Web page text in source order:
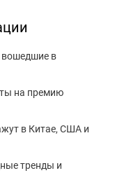
в
на премию
в Китае, США и
тренды и